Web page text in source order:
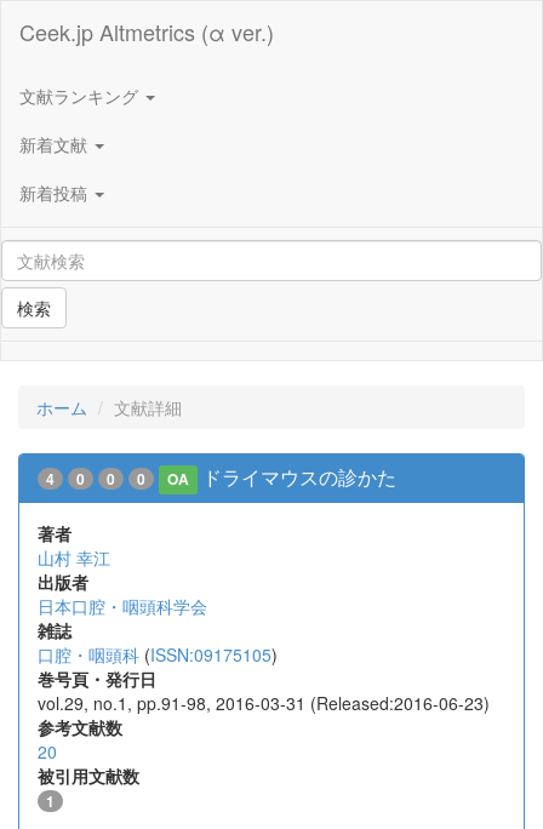
Ceek.jp Altmetrics (α ver.)
文献ランキング
新着文献
新着投稿
検索
ホーム 文献詳細
4 0 0 0 OA ドライマウスの診かた
著者
山村 幸江
出版者
日本口腔・咽頭科学会
雑誌
口腔・咽頭科 (ISSN:09175105)
巻号頁・発行日
vol.29, no.1, pp.91-98, 2016-03-31 (Released:2016-06-23)
参考文献数
20
被引用文献数
1